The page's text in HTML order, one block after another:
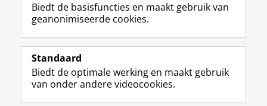
Volg de RUG
F
a
e
b
L
i
k
e
R
S
-
f
I
n
t
Y
o
T
Studiekiezers
Biedt de basisfuncties en maakt gebruik van
geanonimiseerde cookies.
Standaard
Biedt de optimale werking en maakt gebruik
van onder andere videocookies.